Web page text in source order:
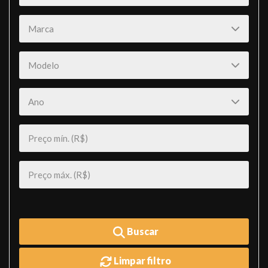
Buscar
Limpar filtro